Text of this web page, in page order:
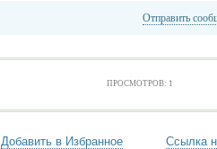
Отправить
ПРОСМОТРОВ: 1
Добавить в Избранное Ссылка